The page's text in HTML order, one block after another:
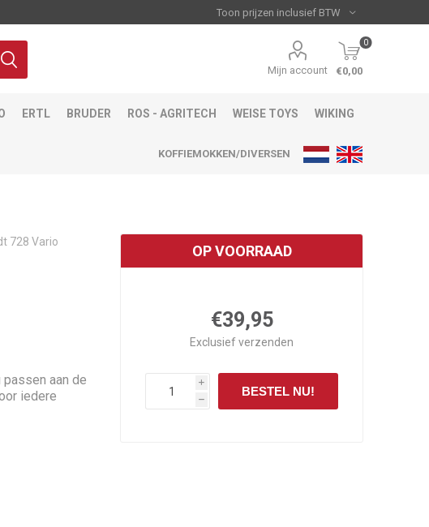
Mijn account
0
€0,00
ERTL BRUDER ROS - AGRITECH WEISE TOYS WIKING
KOFFIEMOKKEN/DIVERSEN
728 Vario
aan de
iedere
OP VOORRAAD
€39,95
Exclusiefverzenden
i
h
BESTEL NU!